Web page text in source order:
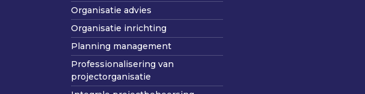
Organisatie advies
Organisatie inrichting
Planning management
Professionalisering van
projectorganisatie